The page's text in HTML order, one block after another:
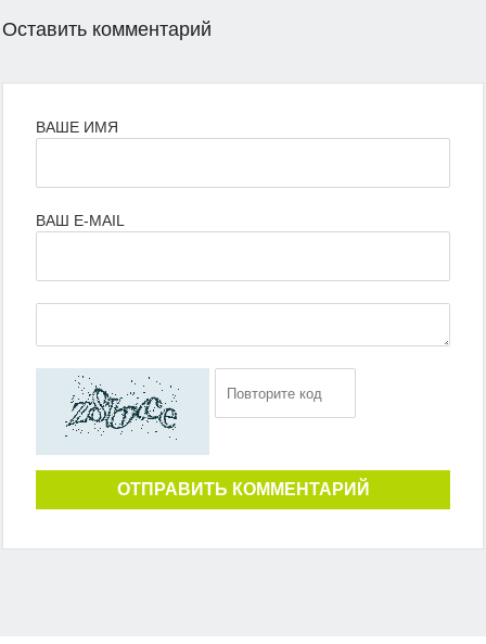
Оставить комментарий
ВАШЕ ИМЯ
ВАШ E-MAIL
ОТПРАВИТЬ КОММЕНТАРИЙ